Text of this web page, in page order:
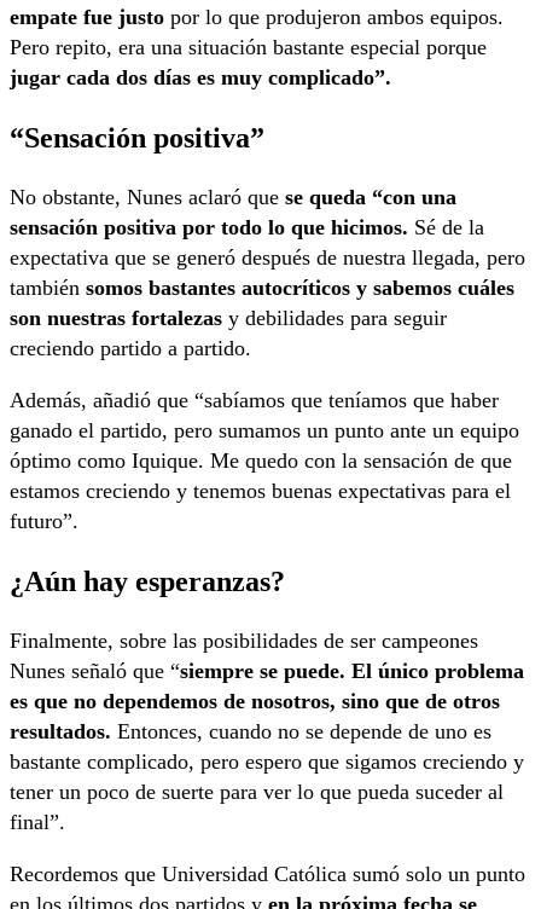
empate fue justo por lo que produjeron ambos equipos.
Pero repito, era una situación bastante especial porque
jugar cada dos días es muy complicado”.
“Sensación positiva”
No obstante, Nunes aclaró que se queda “con una
sensación positiva por todo lo que hicimos. Sé de la
expectativa que se generó después de nuestra llegada, pero
también somos bastantes autocríticos y sabemos cuáles
son nuestras fortalezas y debilidades para seguir
creciendo partido a partido.
Además, añadió que “sabíamos que teníamos que haber
ganado el partido, pero sumamos un punto ante un equipo
óptimo como Iquique. Me quedo con la sensación de que
estamos creciendo y tenemos buenas expectativas para el
futuro”.
¿Aún hay esperanzas?
Finalmente, sobre las posibilidades de ser campeones
Nunes señaló que “siempre se puede. El único problema
es que no dependemos de nosotros, sino que de otros
resultados. Entonces, cuando no se depende de uno es
bastante complicado, pero espero que sigamos creciendo y
tener un poco de suerte para ver lo que pueda suceder al
final”.
Recordemos que Universidad Católica sumó solo un punto